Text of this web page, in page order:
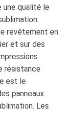
une qualité le
revêtement en
et sur des
résistance
est le
panneaux
Les